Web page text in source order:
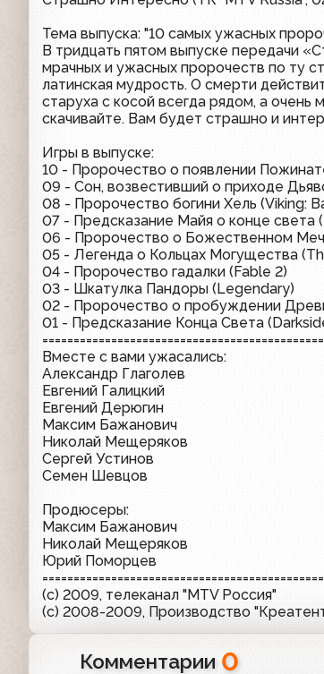
Тема выпуска: "10 самых ужасных
В тридцать пятом выпуске передачи
мрачных и ужасных пророчеств по ту
латинская мудрость. О смерти
старуха с косой всегда рядом, а
скачивайте. Вам будет страшно и
Игры в выпуске:
10 - Пророчество о появлении
09 - Сон, возвестивший о приходе
08 - Пророчество богини Хель (Viking:
07 - Предсказание Майя о конце света
06 - Пророчество о Божественном
05 - Легенда о Кольцах Могущества
04 - Пророчество гадалки (Fable 2)
03 - Шкатулка Пандоры (Legendary)
02 - Пророчество о пробуждении
01 - Предсказание Конца Света
Вместе с вами ужасались:
Александр Глаголев
Евгений Галицкий
Евгений Дерюгин
Максим Бажанович
Николай Мещеряков
Сергей Устинов
Семен Шевцов
Продюсеры:
Максим Бажанович
Николай Мещеряков
Юрий Поморцев
(с) 2009, телеканал "MTV Россия"
(с) 2008-2009, Производство
Комментарии 0